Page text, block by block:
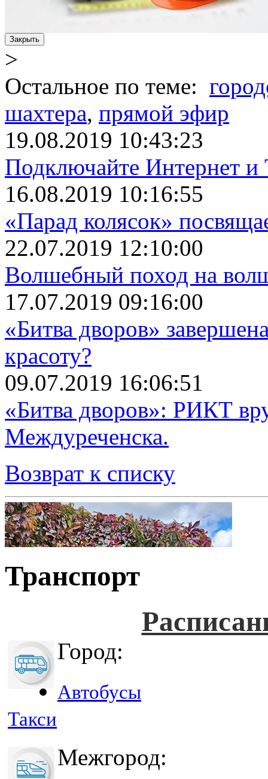
Закрыть
>
Остальное по теме:
шахтера, прямой эфир
19.08.2019 10:43:23
Подключайте Интернет и
16.08.2019 10:16:55
«Парад колясок»
22.07.2019 12:10:00
Волшебный поход на
17.07.2019 09:16:00
«Битва дворов»
красоту?
09.07.2019 16:06:51
«Битва дворов»: РИКТ
Междуреченска.
Возврат к списку
Транспорт
Город:
Автобусы
Такси
Межгород: